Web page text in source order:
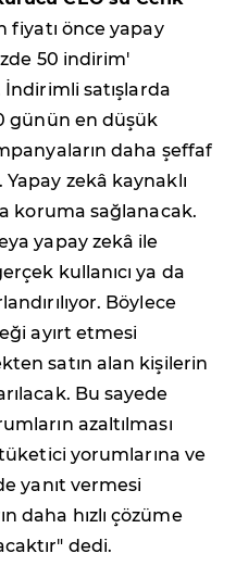
fiyatı önce yapay
50 indirim'
satışlarda
günün en düşük
daha şeffaf
zekâ kaynaklı
koruma sağlanacak.
yapay zekâ ile
kullanıcı ya da
Böylece
ayırt etmesi
satın alan kişilerin
Bu sayede
azaltılması
yorumlarına ve
yanıt vermesi
daha hızlı çözüme
dedi.